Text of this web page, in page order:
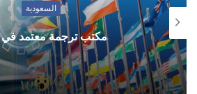
السعودية
مكتب ترجمة معتمد في